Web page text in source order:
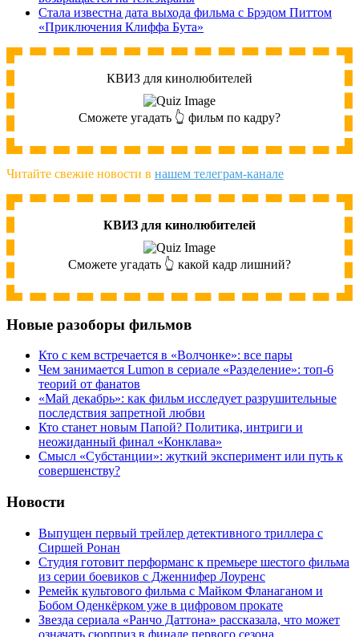
Стала известна дата выхода фильма с Брэдом Питтом
«Приключения Клиффа Бута»
КВИЗ для кинолюбителей
Сможете угадать 👆 фильм по кадру?
Читайте свежие новости в нашем телеграм-канале
КВИЗ для кинолюбителей
Сможете угадать 👆 какой кадр лишний?
Новые разоборы фильмов
Кто с кем встречается в «Волчонке»: все пары
Чем занимается Lumon в сериале «Разделение»: топ-6
теорий от фанатов
«Май декабрь»: как фильм исследует разрушительные
последствия запретной любви
Кто станет новым Папой? Политика, интриги и
неожиданный финал «Конклава»
Cмысл «Субстанции»: жуткий эксперимент или путь к
совершенству?
Новости
Выпущен первый трейлер детективного триллера с
Сиршей Ронан
Студия готовит перформанс к премьере шестого фильма
из серии боевиков с Дженнифер Лоуренс
Ремейк культового фильма с Майком Фланаганом и
Бобом Оденкёрком уже в цифровом прокате
Звезда сериала «Ранчо Даттона» рассказала, что может
означать сюрприз в финале первого сезона